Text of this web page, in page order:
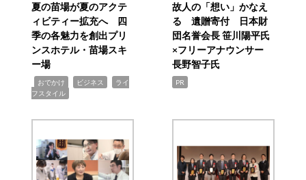
夏の苗場が夏のアクテ
ィビティー拡充へ 四
季の各魅力を創出プリ
ンスホテル・苗場スキ
ー場
おでかけ ビジネス
ライ
フスタイル
故人の「想い」かなえ
る 遺贈寄付 日本財
団名誉会長 笹川陽平氏
×フリーアナウンサー
長野智子氏
PR